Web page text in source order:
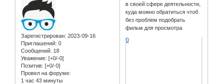
Зарегистрирован: 2023-09-16
Приглашений: 0
Сообщений: 18
Уважение: [+0/-0]
Позитив: [+0/-0]
Провел на форуме:
1 час 43 минуты
в своей сфере деятельности,
куда можно обратиться чтоб
без проблем подобрать
фильм для просмотра
0